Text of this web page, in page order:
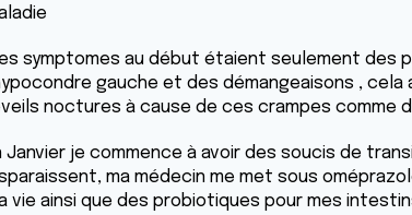
symptomes au début étaient seulement des
gauche et des démangeaisons ,
noctures à cause de ces crampes comme
Janvier je commence à avoir des soucis de
ma médecin me met sous
vie ainsi que des probiotiques pour mes